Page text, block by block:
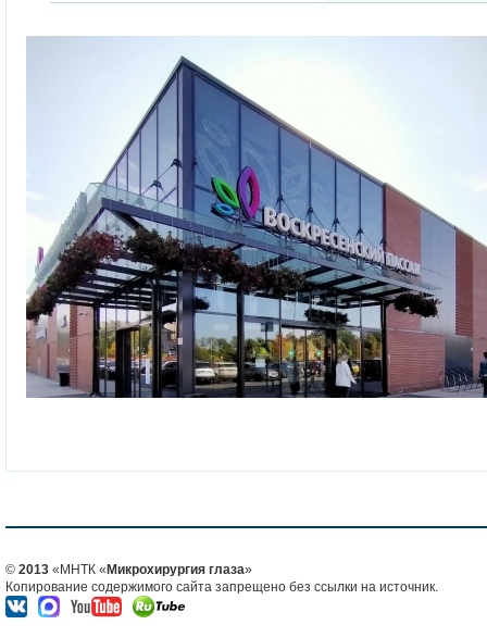
© 2013 «МНТК « Микрохирургия глаза»
Копирование содержимого сайта запрещено без ссылки на источник.